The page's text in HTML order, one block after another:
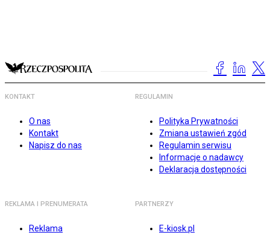
KONTAKT
O nas
Kontakt
Napisz do nas
REGULAMIN
Polityka Prywatności
Zmiana ustawień zgód
Regulamin serwisu
Informacje o nadawcy
Deklaracja dostępności
REKLAMA I PRENUMERATA
Reklama
PARTNERZY
E-kiosk.pl